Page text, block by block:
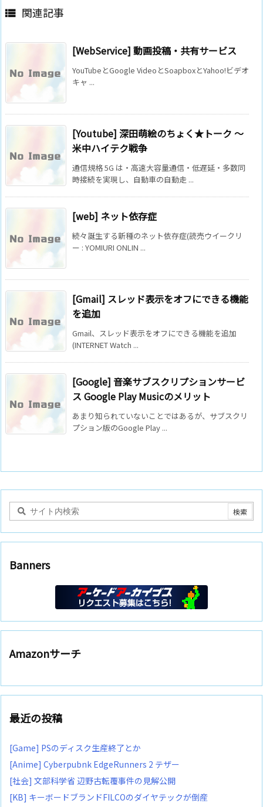
 関連記事
[WebService] 動画投稿・共有サービス
YouTubeとGoogle VideoとSoapboxとYahoo!ビデオ
キャ ...
[Youtube] 深田萌絵のちょく★トーク 〜
米中ハイテク戦争
通信規格 5G は・高速大容量通信・低遅延・多数同
時接続を実現し、自動車の自動走 ...
[web] ネット依存症
続々誕生する新種のネット依存症(読売ウイークリ
ー : YOMIURI ONLIN ...
[Gmail] スレッド表示をオフにできる機能
を追加
Gmail、スレッド表示をオフにできる機能を追加
(INTERNET Watch ...
[Google] 音楽サブスクリプションサービ
ス Google Play Musicのメリット
あまり知られていないことではあるが、サブスクリ
プション版のGoogle Play ...
Banners
Amazonサーチ
最近の投稿
[Game] PSのディスク生産終了とか
[Anime] Cyberpubnk EdgeRunners 2 テザー
[社会] 文部科学省 辺野古転覆事件の見解公開
[KB] キーボードブランドFILCOのダイヤテックが倒産